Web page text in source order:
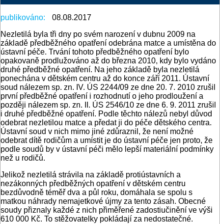
publikováno:
08.08.2017
Nezletilá byla tři dny po svém narození v dubnu 2009 na
základě předběžného opatření odebrána matce a umístěna do
ústavní péče. Trvání tohoto předběžného opatření bylo
opakovaně prodlužováno až do března 2010, kdy bylo vydáno
druhé předběžné opatření. Na jeho základě byla nezletilá
ponechána v dětském centru až do konce září 2011. Ústavní
soud nálezem sp. zn. IV. ÚS 2244/09 ze dne 20. 7. 2010 zrušil
první předběžné opatření i rozhodnutí o jeho prodloužení a
později nálezem sp. zn. II. ÚS 2546/10 ze dne 6. 9. 2011 zrušil
i druhé předběžné opatření. Podle těchto nálezů nebyl důvod
odebrat nezletilou matce a předat ji do péče dětského centra.
Ústavní soud v nich mimo jiné zdůraznil, že není možné
odebrat dítě rodičům a umístit je do ústavní péče jen proto, že
podle soudů by v ústavní péči mělo lepší materiální podmínky
než u rodičů.
Jelikož nezletilá strávila na základě protiústavních a
nezákonných předběžných opatření v dětském centru
bezdůvodně téměř dva a půl roku, domáhala se spolu s
matkou náhrady nemajetkové újmy za tento zásah. Obecné
soudy přiznaly každé z nich přiměřené zadostiučinění ve výši
610 000 Kč. To stěžovatelky pokládají za nedostatečné.